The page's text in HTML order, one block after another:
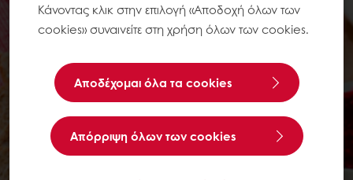
Κάνοντας κλικ στην επιλογή «Αποδοχή όλων των
cookies» συναινείτε στη χρήση όλων των cookies.
Αποδέχομαι όλα τα cookies
Aπόρριψη όλων των cookies